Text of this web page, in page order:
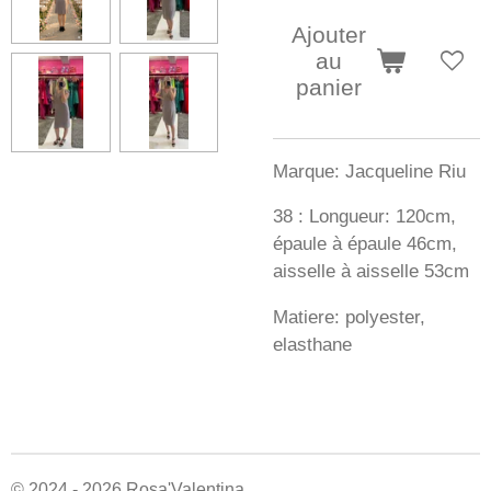
Ajouter
au
panier
Marque: Jacqueline Riu
38 : Longueur: 120cm,
épaule à épaule 46cm,
aisselle à aisselle 53cm
Matiere: polyester,
elasthane